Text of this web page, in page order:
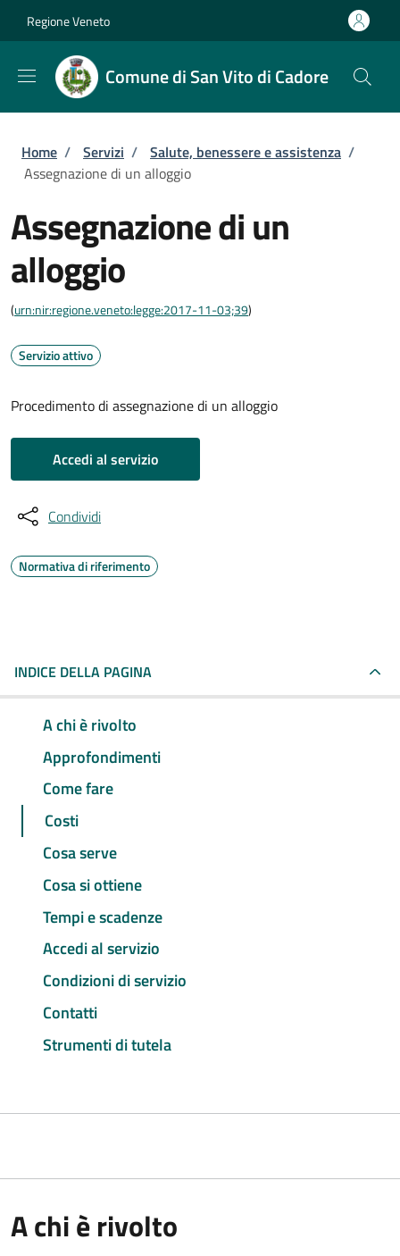
Regione Veneto
Comune di San Vito di Cadore
Briciole di pane
Home / Servizi / Salute, benessere e assistenza /
Assegnazione di un alloggio
Assegnazione di un
alloggio
(urn:nir:regione.veneto:legge:2017-11-03;39)
Servizio attivo
Procedimento di assegnazione di un alloggio
Accedi al servizio
Condividi
Normativa di riferimento
INDICE DELLA PAGINA
A chi è rivolto
Approfondimenti
Come fare
Costi
Cosa serve
Cosa si ottiene
Tempi e scadenze
Accedi al servizio
Condizioni di servizio
Contatti
Strumenti di tutela
A chi è rivolto